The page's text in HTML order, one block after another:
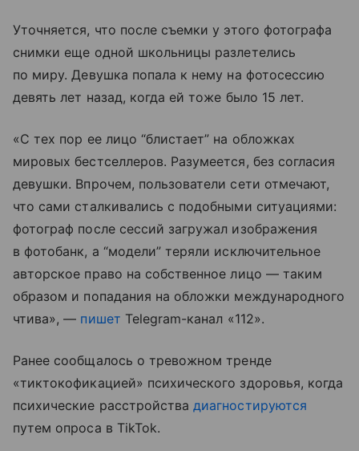
Уточняется, что после съемки у этого фотографа
снимки еще одной школьницы разлетелись
по миру. Девушка попала к нему на фотосессию
девять лет назад, когда ей тоже было 15 лет.
«С тех пор ее лицо “блистает” на обложках
мировых бестселлеров. Разумеется, без согласия
девушки. Впрочем, пользователи сети отмечают,
что сами сталкивались с подобными ситуациями:
фотограф после сессий загружал изображения
в фотобанк, а “модели” теряли исключительное
авторское право на собственное лицо — таким
образом и попадания на обложки международного
чтива», — пишет Telegram-канал «112».
Ранее сообщалось о тревожном тренде
«тиктокофикацией» психического здоровья, когда
психические расстройства диагностируются
путем опроса в TikTok.